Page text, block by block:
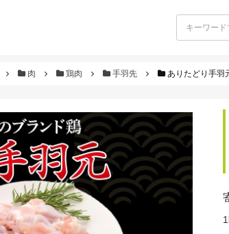
肉 鶏肉 手羽先 ありたどり手羽元（